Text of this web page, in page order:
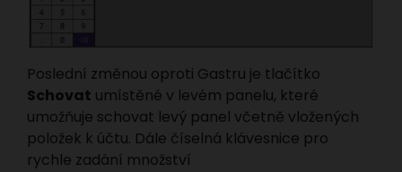
Poslední změnou oproti Gastru je tlačítko
Schovat umístěné v levém panelu, které
umožňuje schovat levý panel včetně vložených
položek k účtu. Dále číselná klávesnice pro
rychle zadání množství